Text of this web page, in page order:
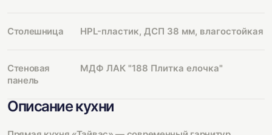
Столешница HPL-пластик, ДСП 38 мм, влагостойкая
Стеновая
панель
МДФ ЛАК "188 Плитка елочка"
Описание кухни